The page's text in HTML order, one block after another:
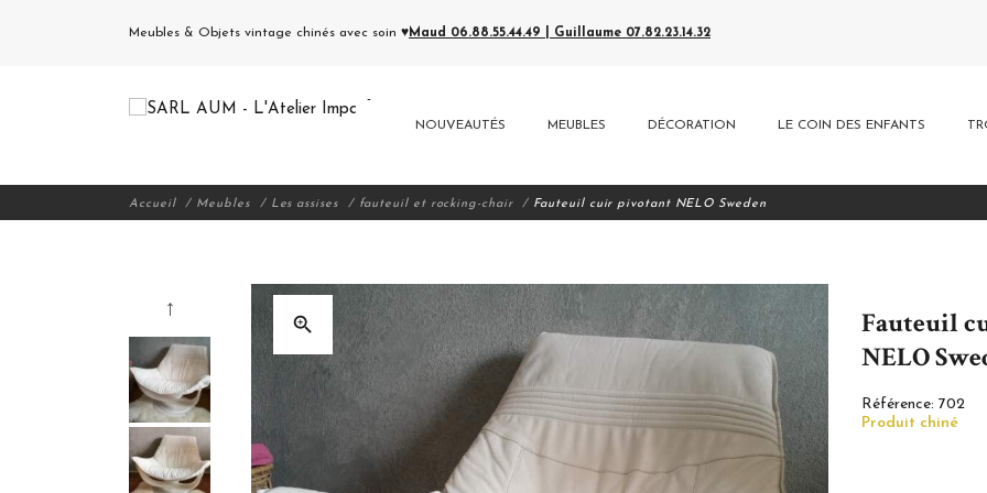
Meubles & Objets vintage chinés avec soin ♥Maud 06.88.55.44.49 | Guillaume 07.82.23.14.32
NOUVEAUTÉS MEUBLES DÉCORATION LE COIN DES ENFANTS
Accueil Meubles Les assises fauteuil et rocking-chair Fauteuil cuir pivotant NELO Sweden
zoom_in
Fauteuil
NELO
Référence: 702
Produit chiné